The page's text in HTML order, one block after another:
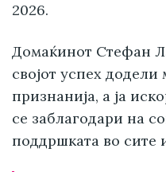
2026.
Домаќинот Стефан
својот успех
признанија, а ја
се заблагодари на
поддршката во сите